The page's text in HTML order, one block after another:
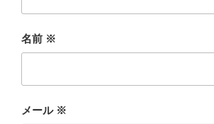
名前 ※
メール ※